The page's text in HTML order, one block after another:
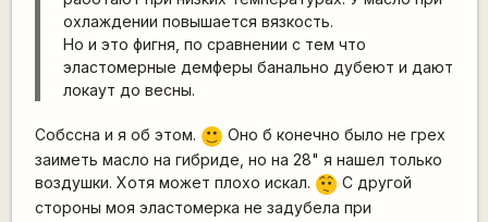
охлаждении повышается вязкость.
Но и это фигня, по сравнении с тем что
эластомерные демферы банально дубеют и дают
локаут до весны.
Собссна и я об этом. :)
Оно б конечно было не грех
заиметь масло на гибриде, но на 28" я нашел только
воздушки. Хотя может плохо искал. :-/ С другой
стороны моя эластомерка не задубела при